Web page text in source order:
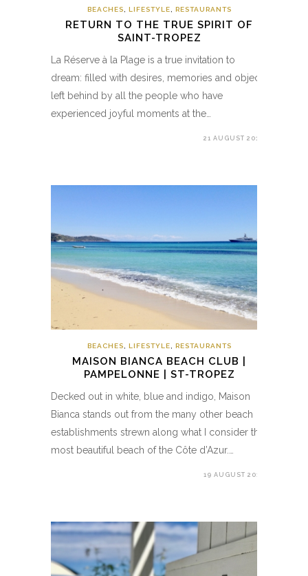
BEACHES LIFESTYLE RESTAURANTS
RETURN TO THE TRUE SPIRIT OF
SAINT-TROPEZ
La Réserve à la Plage is a true invitation to
dream: filled with desires, memories and objects
left behind by all the people who have
experienced joyful moments at the…
21 AUGUST 2019
BEACHES, LIFESTYLE, RESTAURANTS
MAISON BIANCA BEACH CLUB |
PAMPELONNE | ST-TROPEZ
Decked out in white, blue and indigo, Maison
Bianca stands out from the many other beach
establishments strewn along what I consider the
most beautiful beach of the Côte d’Azur.…
19 AUGUST 2017